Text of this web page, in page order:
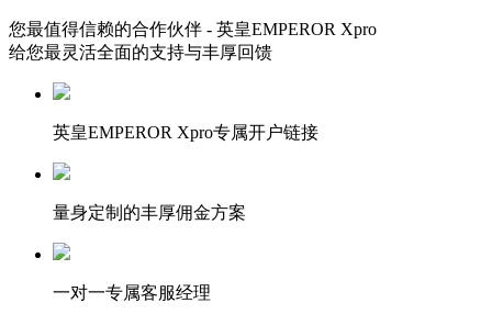
您最值得信赖的合作伙伴 - 英皇EMPEROR Xpro
给您最灵活全面的支持与丰厚回馈
英皇EMPEROR Xpro专属开户链接
量身定制的丰厚佣金方案
一对一专属客服经理